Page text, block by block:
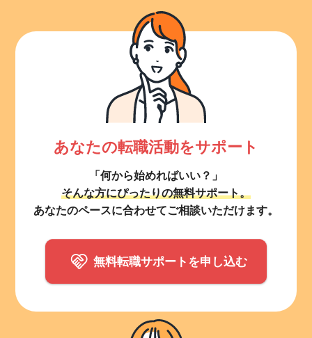
あなたの転職活動をサポート
「何から始めればいい？」
そんな方にぴったりの無料サポート。
あなたのペースに合わせてご相談いただけます。
無料転職サポートを申し込む